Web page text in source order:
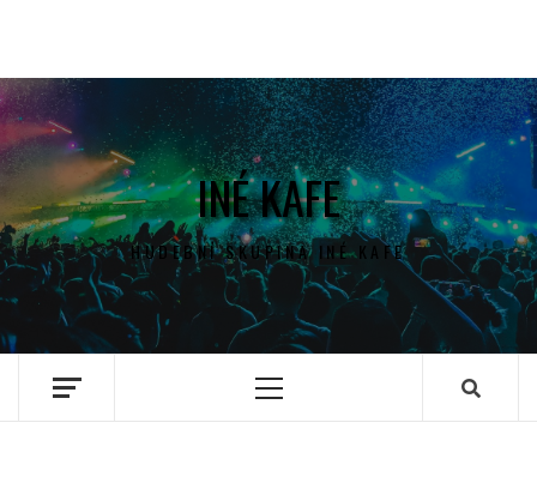
INÉ KAFE
HUDEBNÍ SKUPINA INÉ KAFE
Primary